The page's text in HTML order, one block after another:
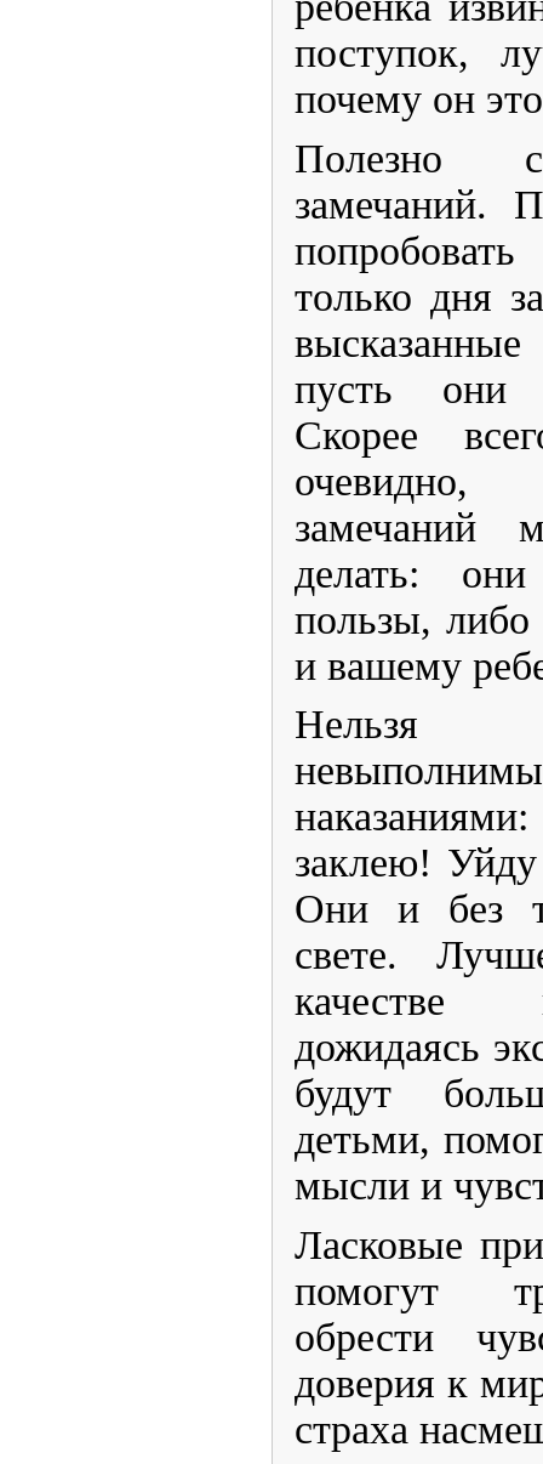
поступок,
почему он
​Полезно
замечаний.
только дня
пусть они
Скорее
делать:
пользы, либо
и вашему
​Нельзя
заклею!
Они и без
свете.
качестве
дожидаясь
будут
детьми,
мысли и
​Ласковые
помогут
обрести
доверия к
страха